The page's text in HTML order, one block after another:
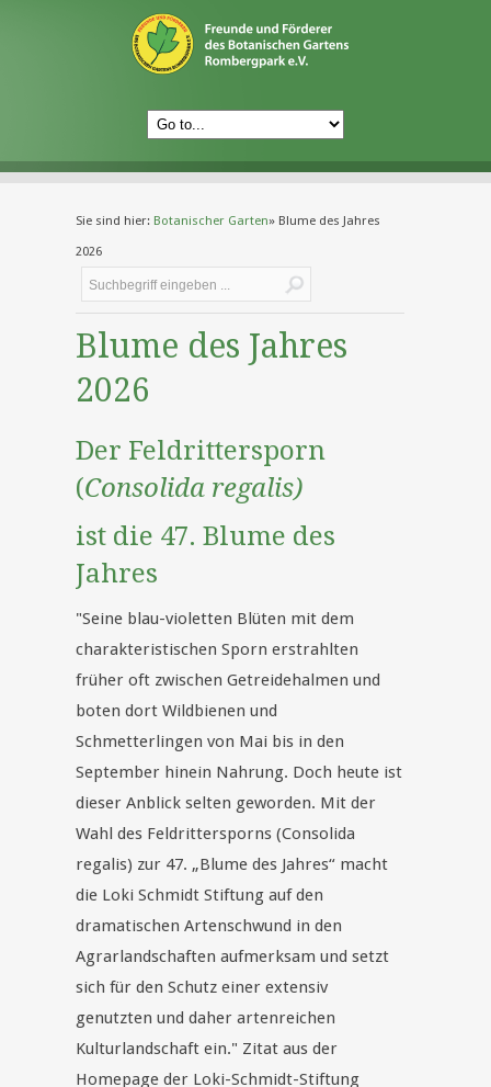
Sie sind hier: Botanischer Garten» Blume des Jahres
2026
Blume des Jahres
2026
Der Feldrittersporn
(Consolida regalis)
ist die 47. Blume des
Jahres
"Seine blau-violetten Blüten mit dem
charakteristischen Sporn erstrahlten
früher oft zwischen Getreidehalmen und
boten dort Wildbienen und
Schmetterlingen von Mai bis in den
September hinein Nahrung. Doch heute ist
dieser Anblick selten geworden. Mit der
Wahl des Feldrittersporns (Consolida
regalis) zur 47. „Blume des Jahres“ macht
die Loki Schmidt Stiftung auf den
dramatischen Artenschwund in den
Agrarlandschaften aufmerksam und setzt
sich für den Schutz einer extensiv
genutzten und daher artenreichen
Kulturlandschaft ein." Zitat aus der
Homepage der Loki-Schmidt-Stiftung